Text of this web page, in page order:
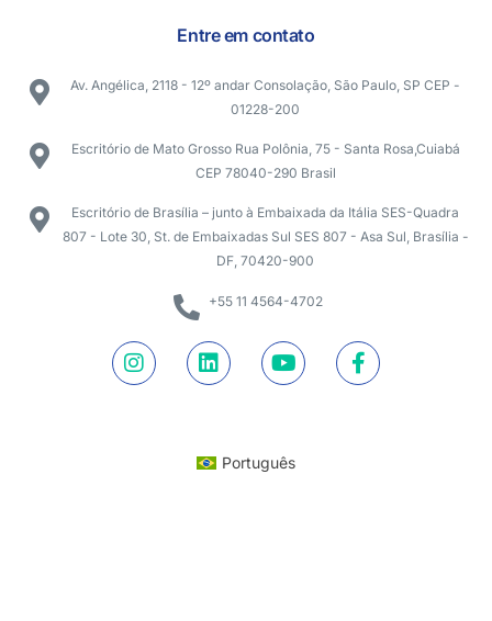
Entre em contato
Av. Angélica, 2118 - 12º andar Consolação, São Paulo, SP CEP -
01228-200
Escritório de Mato Grosso Rua Polônia, 75 - Santa Rosa,Cuiabá
CEP 78040-290 Brasil
Escritório de Brasília – junto à Embaixada da Itália SES-Quadra
807 - Lote 30, St. de Embaixadas Sul SES 807 - Asa Sul, Brasília -
DF, 70420-900
+55 11 4564-4702
Português